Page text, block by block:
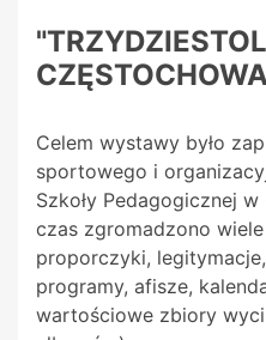
Celem wystawy było
sportowego i
Szkoły Pedagogicznej
czas zgromadzono
proporczyki,
programy, afisze,
wartościowe zbiory